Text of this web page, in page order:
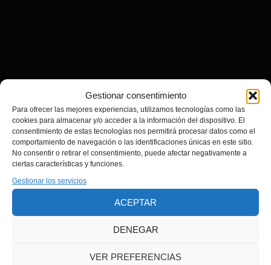
Gestionar consentimiento
Para ofrecer las mejores experiencias, utilizamos tecnologías como las
cookies para almacenar y/o acceder a la información del dispositivo. El
consentimiento de estas tecnologías nos permitirá procesar datos como el
comportamiento de navegación o las identificaciones únicas en este sitio.
No consentir o retirar el consentimiento, puede afectar negativamente a
ciertas características y funciones.
Gestionar los servicios
ACEPTAR
DENEGAR
VER PREFERENCIAS